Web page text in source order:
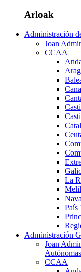
Arloak
Administración
Joan
CCAA
La
País
Administración
Joan
Autónomas
CCAA